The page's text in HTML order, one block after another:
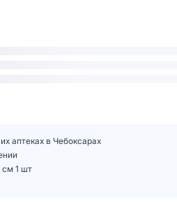
аптеках в Чебоксарах
см 1 шт